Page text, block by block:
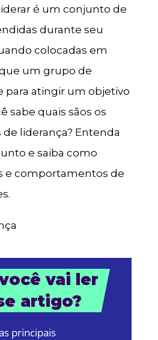
é um conjunto de
durante seu
colocadas em
um grupo de
para atingir um objetivo
sabe quais sãos os
liderança? Entenda
e saiba como
e comportamentos de
vai ler
artigo?
principais